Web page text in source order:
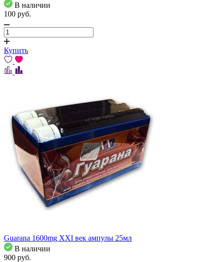
В наличии
100 pуб.
Купить
Guarana 1600mg XXI век ампулы 25мл
В наличии
900 pуб.